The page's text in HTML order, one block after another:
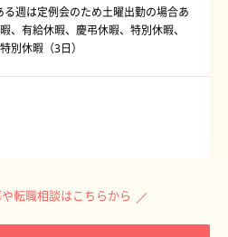
週は定例会のため土曜出勤の場合あ
、有給休暇、慶弔休暇、特別休暇、
別休暇（3日）
転職相談はこちらから